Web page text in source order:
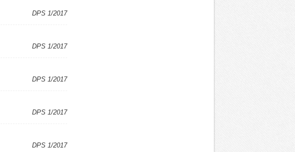
DPS 1/2017
DPS 1/2017
DPS 1/2017
DPS 1/2017
DPS 1/2017